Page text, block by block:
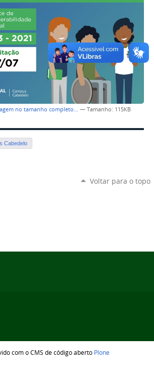
no tamanho completo… — Tamanho: 115KB
Cabedelo
Voltar para o topo
com o CMS de código aberto Plone